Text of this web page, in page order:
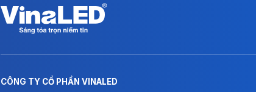
CÔNG TY CỔ PHẦN VINALED